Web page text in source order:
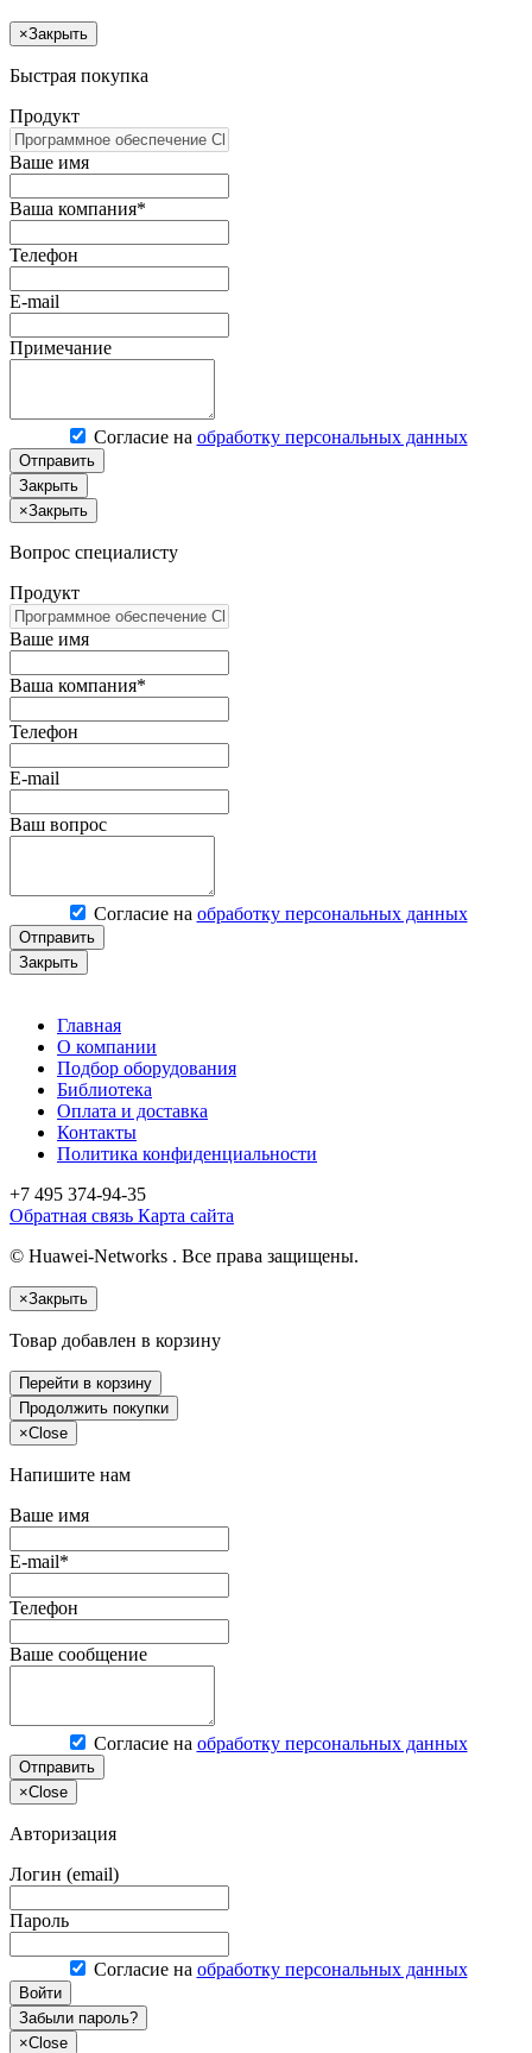
×Закрыть
Быстрая покупка
Продукт
Ваше имя
Ваша компания*
Телефон
E-mail
Примечание
Согласие на обработку персональных данных
Отправить
Закрыть
×Закрыть
Вопрос специалисту
Продукт
Ваше имя
Ваша компания*
Телефон
E-mail
Ваш вопрос
Согласие на обработку персональных данных
Отправить
Закрыть
Главная
О компании
Подбор оборудования
Библиотека
Оплата и доставка
Контакты
Политика конфиденциальности
+7 495 374-94-35
Обратная связь Карта сайта
© Huawei-Networks . Все права защищены.
×Закрыть
Товар добавлен в корзину
Перейти в корзину
Продолжить покупки
×Close
Напишите нам
Ваше имя
E-mail*
Телефон
Ваше сообщение
Согласие на обработку персональных данных
Отправить
×Close
Авторизация
Логин (email)
Пароль
Согласие на обработку персональных данных
Войти
Забыли пароль?
×Close